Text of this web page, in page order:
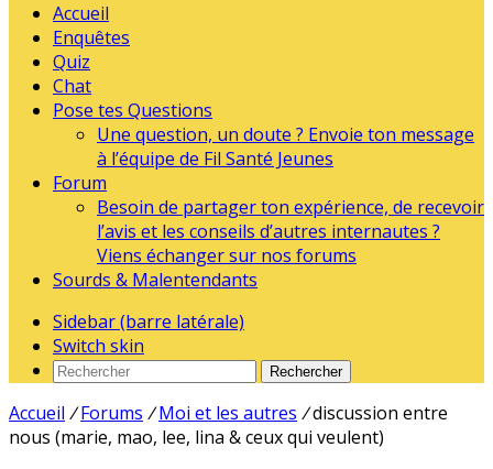
Accueil
Enquêtes
Quiz
Chat
Pose tes Questions
Une question, un doute ? Envoie ton message
à l’équipe de Fil Santé Jeunes
Forum
Besoin de partager ton expérience, de recevoir
l’avis et les conseils d’autres internautes ?
Viens échanger sur nos forums
Sourds & Malentendants
Sidebar (barre latérale)
Switch skin
Rechercher
Accueil / Forums / Moi et les autres /discussion entre
nous (marie, mao, lee, lina & ceux qui veulent)